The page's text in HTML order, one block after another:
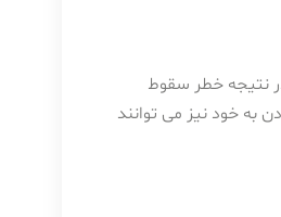
در نتیجه خطر سقوط
به خود نیز می توانند